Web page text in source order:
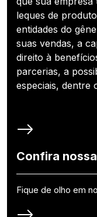
leques de
entidades do
suas vendas, a
direito à
parcerias, a
especiais, dentre
Confira
Fique de olho em